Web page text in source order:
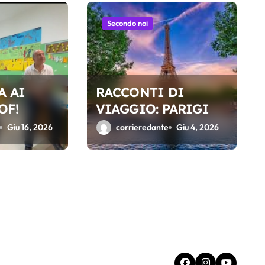
AI
Giu 16, 2026
Secondo noi
RACCONTI DI
VIAGGIO: PARIGI
corrieredante Giu 4, 2026